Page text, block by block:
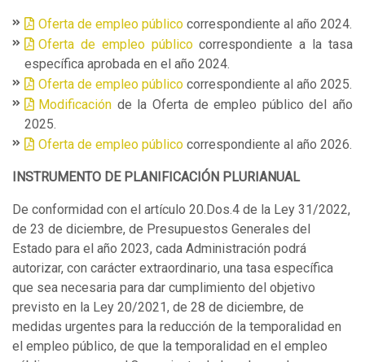
Oferta de empleo público correspondiente al año 2024.
Oferta de empleo públicocorrespondiente a la tasa
específica aprobada en el año 2024.
Oferta de empleo público correspondiente al año 2025.
Modificación de la Oferta de empleo público del año
2025.
Oferta de empleo público correspondiente al año 2026.
INSTRUMENTO DE PLANIFICACIÓN PLURIANUAL
De conformidad con el artículo 20.Dos.4 de la Ley 31/2022,
de 23 de diciembre, de Presupuestos Generales del
Estado para el año 2023, cada Administración podrá
autorizar, con carácter extraordinario, una tasa específica
que sea necesaria para dar cumplimiento del objetivo
previsto en la Ley 20/2021, de 28 de diciembre, de
medidas urgentes para la reducción de la temporalidad en
el empleo público, de que la temporalidad en el empleo